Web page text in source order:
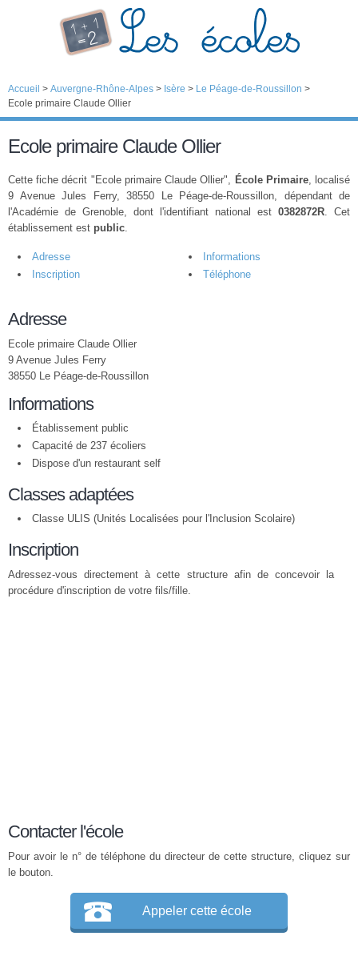
Accueil > Auvergne-Rhône-Alpes > Isère > Le Péage-de-Roussillon >
Ecole primaire Claude Ollier
Ecole primaire Claude Ollier
Cette fiche décrit "Ecole primaire Claude Ollier", École Primaire, localisé
9 Avenue Jules Ferry, 38550 Le Péage-de-Roussillon, dépendant de
l'Académie de Grenoble, dont l'identifiant national est 0382872R. Cet
établissement est public.
Adresse
Informations
Inscription
Téléphone
Adresse
Ecole primaire Claude Ollier
9 Avenue Jules Ferry
38550 Le Péage-de-Roussillon
Informations
Établissement public
Capacité de 237 écoliers
Dispose d'un restaurant self
Classes adaptées
Classe ULIS (Unités Localisées pour l'Inclusion Scolaire)
Inscription
Adressez-vous directement à cette structure afin de concevoir la
procédure d'inscription de votre fils/fille.
Contacter l'école
Pour avoir le n° de téléphone du directeur de cette structure, cliquez sur
le bouton.
Appeler cette école